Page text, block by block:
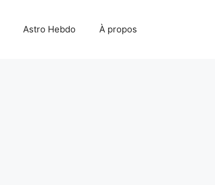
Astro Hebdo À propos